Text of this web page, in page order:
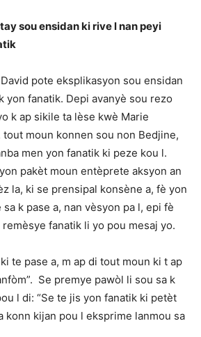
sou ensidan ki rive l nan peyi
pote eksplikasyon sou ensidan
yon fanatik. Depi avanyè sou rezo
k ap sikile ta lèse kwè Marie
tout moun konnen sou non Bedjine,
men yon fanatik ki peze kou l.
pakèt moun entèprete aksyon an
la, ki se prensipal konsène a, fè yon
k pase a, nan vèsyon pa l, epi fè
fanatik li yo pou mesaj yo.
te pase a, m ap di tout moun ki t ap
Se premye pawòl li sou sa k
l di: “Se te jis yon fanatik ki petèt
konn kijan pou l eksprime lanmou sa